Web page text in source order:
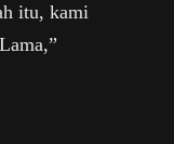
itu, kami